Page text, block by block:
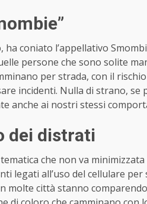
ha coniato l’appellativo
persone che sono solite
per strada, con il
incidenti. Nulla di strano,
anche ai nostri stessi
dei distrati
che non va
legati all’uso del cellulare
molte città stanno